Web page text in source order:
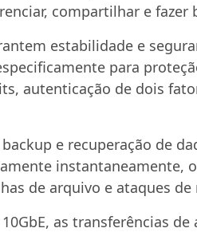
compartilhar e
estabilidade e
para
autenticação de dois
e recuperação de
de arquivo e ataques de
as transferências